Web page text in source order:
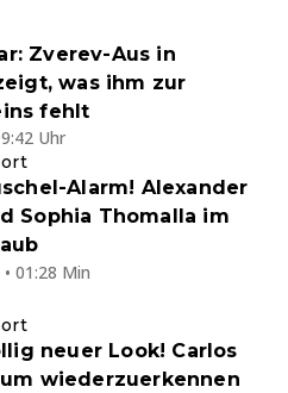
Zverev-Aus in
was ihm zur
fehlt
Uhr
Alarm! Alexander
Sophia Thomalla im
01:28 Min
neuer Look! Carlos
wiederzuerkennen